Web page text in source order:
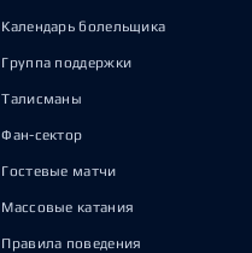
Календарь болельщика
Группа поддержки
Талисманы
Фан-сектор
Гостевые матчи
Массовые катания
Правила поведения